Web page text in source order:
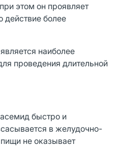
этом он проявляет
действие более
наиболее
проведения длительной
быстро и
в желудочно-
не оказывает